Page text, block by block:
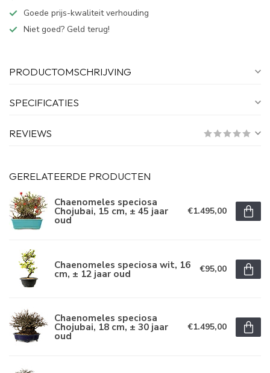
Goede prijs-kwaliteit verhouding
Niet goed? Geld terug!
PRODUCTOMSCHRIJVING
SPECIFICATIES
REVIEWS
GERELATEERDE PRODUCTEN
Chaenomeles speciosa
Chojubai, 15 cm, ± 45 jaar
oud
€1.495,00
Chaenomeles speciosa wit, 16
cm, ± 12 jaar oud €95,00
Chaenomeles speciosa
Chojubai, 18 cm, ± 30 jaar
oud
€1.495,00